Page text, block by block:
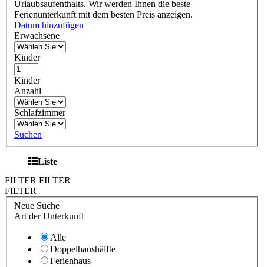
Urlaubsaufenthalts. Wir werden Ihnen die beste
Ferienunterkunft mit dem besten Preis anzeigen.
Datum hinzufügen
Erwachsene
Kinder
Kinder
Anzahl
Schlafzimmer
Suchen
Liste
FILTER FILTER
FILTER
Neue Suche
Art der Unterkunft
Alle
Doppelhaushälfte
Ferienhaus